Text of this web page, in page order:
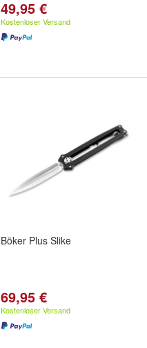
49,95 €
Kostenloser Versand
Böker Plus Slike
69,95 €
Kostenloser Versand